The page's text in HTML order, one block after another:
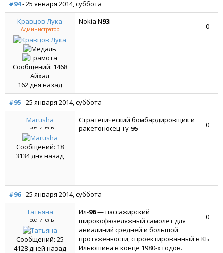
#94- 25 января 2014, суббота
Кравцов Лука
Администратор
Сообщений: 1468
Айхал
162 дня назад
0
Nokia N93i
#95- 25 января 2014, суббота
Marusha
Посетитель
Сообщений: 18
3134 дня назад
0
Стратегический бомбардировщик и
ракетоносец Ту-95
#96- 25 января 2014, суббота
Татьяна
Посетитель
Сообщений: 25
4128 дней назад
0
Ил-96— пассажирский
широкофюзеляжный самолёт для
авиалиний средней и большой
протяжённости, спроектированный в КБ
Ильюшина в конце 1980-х годов.